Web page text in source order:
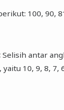
100, 90,
Selisih antar
10, 9, 8, 7,